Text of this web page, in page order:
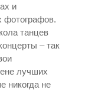
и
фотографов.
танцев
– так
лучших
никогда не